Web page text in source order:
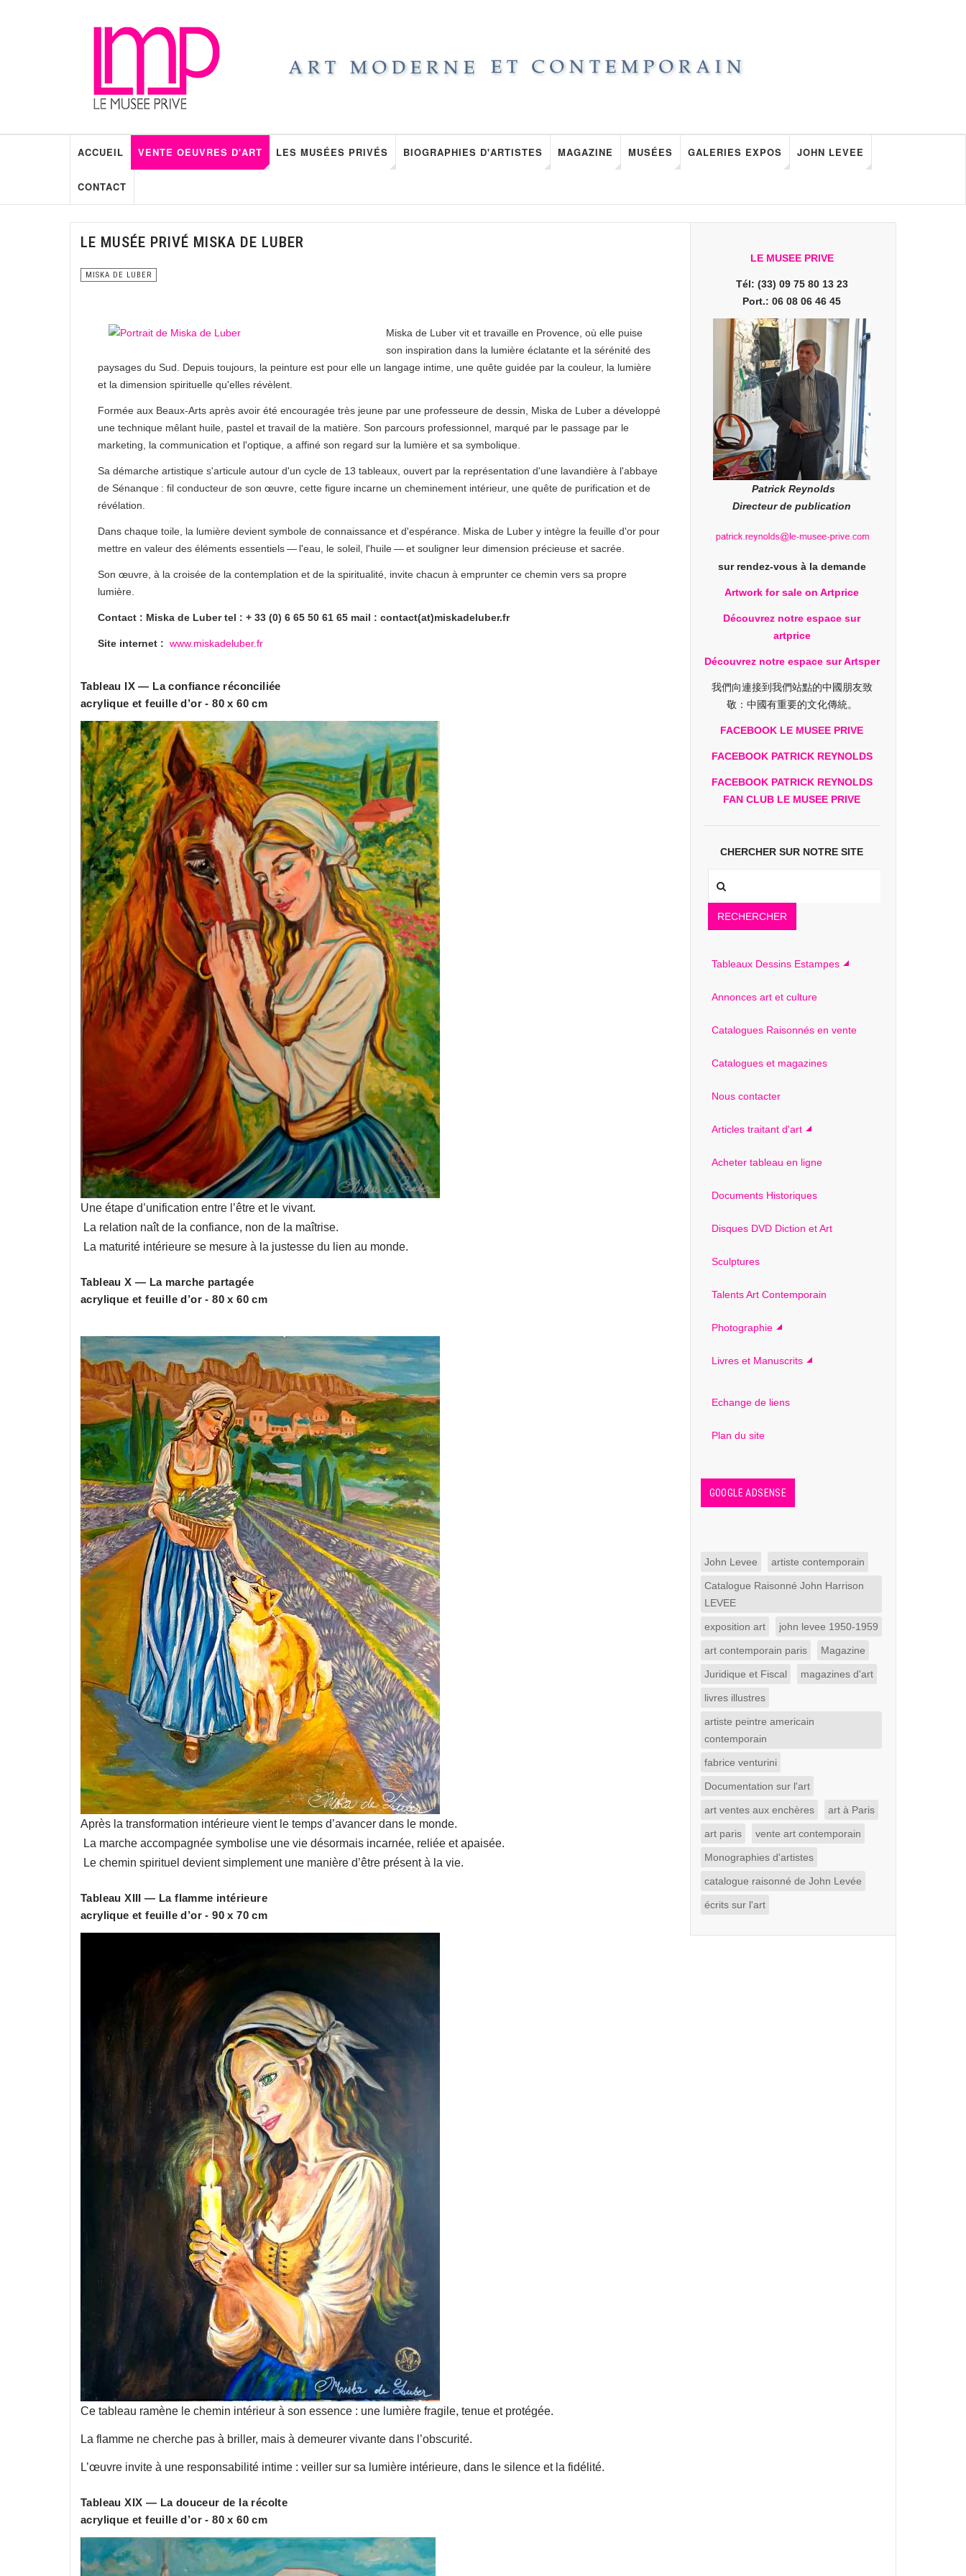
ACCUEIL VENTE OEUVRES D'ART LES MUSÉES PRIVÉS BIOGRAPHIES D'ARTISTES MAGAZINE MUSÉES GALERIES EXPOS JOHN LEVEE
CONTACT
LE MUSÉE PRIVÉ MISKA DE LUBER
MISKA DE LUBER
Miska de Luber vit et travaille en Provence, où elle puise
son inspiration dans la lumière éclatante et la sérénité des
paysages du Sud. Depuis toujours, la peinture est pour elle un langage intime, une quête guidée par la couleur, la lumière
et la dimension spirituelle qu'elles révèlent.
Formée aux Beaux-Arts après avoir été encouragée très jeune par une professeure de dessin, Miska de Luber a développé
une technique mêlant huile, pastel et travail de la matière. Son parcours professionnel, marqué par le passage par le
marketing, la communication et l'optique, a affiné son regard sur la lumière et sa symbolique.
Sa démarche artistique s'articule autour d'un cycle de 13 tableaux, ouvert par la représentation d'une lavandière à l'abbaye
de Sénanque : fil conducteur de son œuvre, cette figure incarne un cheminement intérieur, une quête de purification et de
révélation.
Dans chaque toile, la lumière devient symbole de connaissance et d'espérance. Miska de Luber y intègre la feuille d'or pour
mettre en valeur des éléments essentiels — l'eau, le soleil, l'huile — et souligner leur dimension précieuse et sacrée.
Son œuvre, à la croisée de la contemplation et de la spiritualité, invite chacun à emprunter ce chemin vers sa propre
lumière.
Contact : Miska de Luber tel : + 33 (0) 6 65 50 61 65 mail : contact(at)miskadeluber.fr
Site internet : www.miskadeluber.fr
Tableau IX — La confiance réconciliée
acrylique et feuille d’or - 80 x 60 cm
Une étape d’unification entre l’être et le vivant.
La relation naît de la confiance, non de la maîtrise.
La maturité intérieure se mesure à la justesse du lien au monde.
Tableau X — La marche partagée
acrylique et feuille d’or - 80 x 60 cm
Après la transformation intérieure vient le temps d’avancer dans le monde.
La marche accompagnée symbolise une vie désormais incarnée, reliée et apaisée.
Le chemin spirituel devient simplement une manière d’être présent à la vie.
Tableau XIII — La flamme intérieure
acrylique et feuille d’or - 90 x 70 cm
Ce tableau ramène le chemin intérieur à son essence : une lumière fragile, tenue et protégée.
La flamme ne cherche pas à briller, mais à demeurer vivante dans l’obscurité.
L’œuvre invite à une responsabilité intime : veiller sur sa lumière intérieure, dans le silence et la fidélité.
Tableau XIX — La douceur de la récolte
acrylique et feuille d’or - 80 x 60 cm
LE MUSEE PRIVE
Tél: (33) 09 75 80 13 23
Port.: 06 08 06 46 45
Patrick Reynolds
Directeur de publication
sur rendez-vous à la demande
Artwork for sale on Artprice
Découvrez notre espace sur
artprice
Découvrez notre espace sur Artsper
我們向連接到我們站點的中國朋友致
敬：中國有重要的文化傳統。
FACEBOOK LE MUSEE PRIVE
FACEBOOK PATRICK REYNOLDS
FACEBOOK PATRICK REYNOLDS
FAN CLUB LE MUSEE PRIVE
CHERCHER SUR NOTRE SITE
RECHERCHER
Tableaux Dessins Estampes
Annonces art et culture
Catalogues Raisonnés en vente
Catalogues et magazines
Nous contacter
Articles traitant d'art
Acheter tableau en ligne
Documents Historiques
Disques DVD Diction et Art
Sculptures
Talents Art Contemporain
Photographie
Livres et Manuscrits
Echange de liens
Plan du site
GOOGLE ADSENSE
John Levee artiste contemporain
Catalogue Raisonné John Harrison
LEVEE
exposition art john levee 1950-1959
art contemporain paris Magazine
Juridique et Fiscal magazines d'art
livres illustres
artiste peintre americain
contemporain
fabrice venturini
Documentation sur l'art
art ventes aux enchères art à Paris
art paris vente art contemporain
Monographies d'artistes
catalogue raisonné de John Levée
écrits sur l'art